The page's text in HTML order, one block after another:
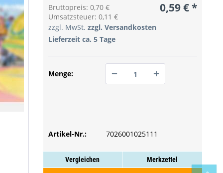
0,59 € *
Bruttopreis: 0,70 €
Umsatzsteuer: 0,11 €
zzgl. MwSt. zzgl. Versandkosten
Lieferzeit ca. 5 Tage
Menge:
PREIS ANFRAGEN
Vergleichen Merkzettel
Artikel-Nr.: 7026001025111